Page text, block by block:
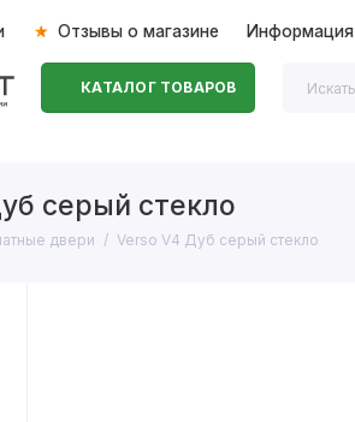
Отзывы о магазине Информация
КАТАЛОГ ТОВАРОВ
серый стекло
двери Verso V4 Дуб серый стекло